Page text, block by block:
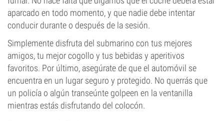
aparcado en todo momento, y que nadie debe intentar
conducir durante o después de la sesión.
Simplemente disfruta del submarino con tus mejores
amigos, tu mejor cogollo y tus bebidas y aperitivos
favoritos. Por último, asegúrate de que el automóvil se
encuentra en un lugar seguro y protegido. No querrás que
un policía o algún transeúnte golpeen en la ventanilla
mientras estás disfrutando del colocón.